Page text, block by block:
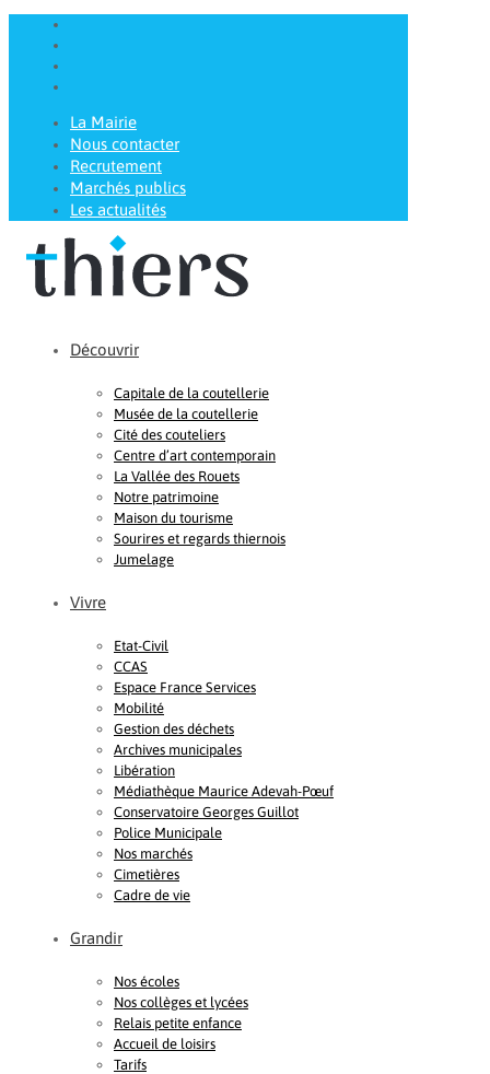
La Mairie
Nous contacter
Recrutement
Marchés publics
Les actualités
Découvrir
Capitale de la coutellerie
Musée de la coutellerie
Cité des couteliers
Centre d’art contemporain
La Vallée des Rouets
Notre patrimoine
Maison du tourisme
Sourires et regards thiernois
Jumelage
Vivre
Etat-Civil
CCAS
Espace France Services
Mobilité
Gestion des déchets
Archives municipales
Libération
Médiathèque Maurice Adevah-Pœuf
Conservatoire Georges Guillot
Police Municipale
Nos marchés
Cimetières
Cadre de vie
Grandir
Nos écoles
Nos collèges et lycées
Relais petite enfance
Accueil de loisirs
Tarifs